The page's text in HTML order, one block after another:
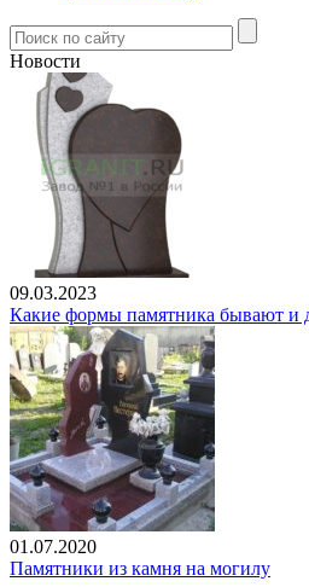
Новости
09.03.2023
Какие формы памятника бывают и
01.07.2020
Памятники из камня на могилу